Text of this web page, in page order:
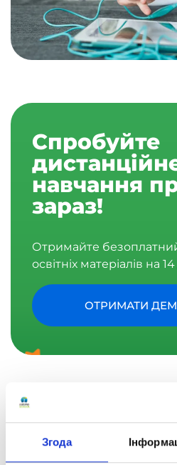
Згода
Спробуйте
навчання
зараз!
Отримайте
освітніх матеріалів на
ОТРИМАТИ
Як навчаються
в «Оптімі»?